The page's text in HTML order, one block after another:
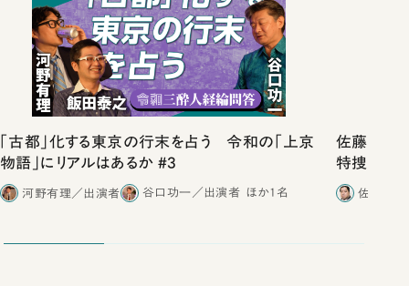
「古都」化する東京の行末を占う 令和の「上京
物語」にリアルはあるか #3
河野有理／出演者 谷口功一／出演者 ほか1名
佐藤優vs
特捜取調
合ったこと
佐藤優